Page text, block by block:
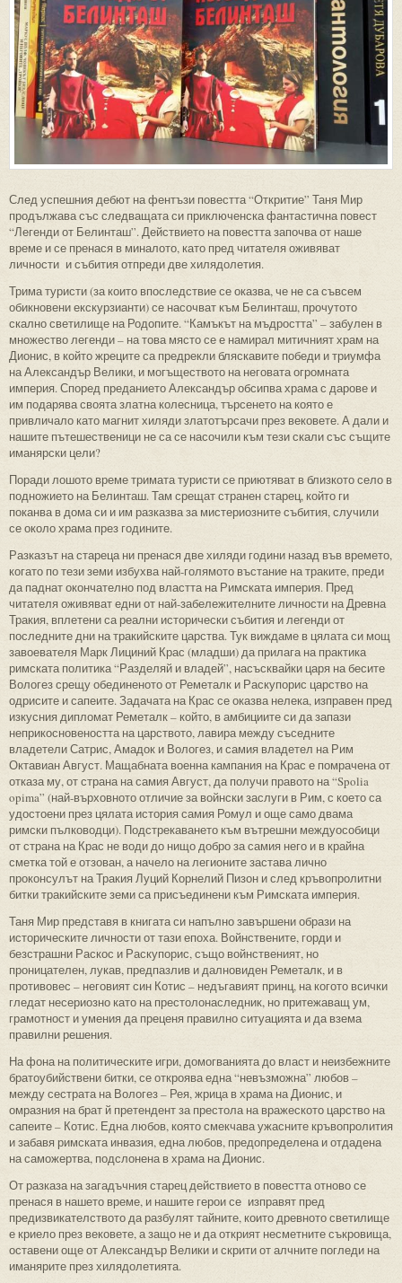
След успешния дебют на фентъзи повестта “Откритие” Таня Мир
продължава със следващата си приключенска фантастична повест
“Легенди от Белинташ”. Действието на повестта започва от наше
време и се пренася в миналото, като пред читателя оживяват
личности и събития отпреди две хилядолетия.
Трима туристи (за които впоследствие се оказва, че не са съвсем
обикновени екскурзианти) се насочват към Белинташ, прочутото
скално светилище на Родопите. “Камъкът на мъдростта” – забулен в
множество легенди – на това място се е намирал митичният храм на
Дионис, в който жреците са предрекли бляскавите победи и триумфа
на Александър Велики, и могъществото на неговата огромната
империя. Според преданието Александър обсипва храма с дарове и
им подарява своята златна колесница, търсенето на която е
привличало като магнит хиляди златотърсачи през вековете. А дали и
нашите пътешественици не са се насочили към тези скали със същите
иманярски цели?
Поради лошото време тримата туристи се приютяват в близкото село в
подножието на Белинташ. Там срещат странен старец, който ги
поканва в дома си и им разказва за мистериозните събития, случили
се около храма през годините.
Разказът на стареца ни пренася две хиляди години назад във времето,
когато по тези земи избухва най-голямото въстание на траките, преди
да паднат окончателно под властта на Римската империя. Пред
читателя оживяват едни от най-забележителните личности на Древна
Тракия, вплетени са реални исторически събития и легенди от
последните дни на тракийските царства. Тук виждаме в цялата си мощ
завоевателя Марк Лициний Крас (младши) да прилага на практика
римската политика “Разделяй и владей”, насъсквайки царя на бесите
Вологез срещу обединеното от Реметалк и Раскупорис царство на
одрисите и сапеите. Задачата на Крас се оказва нелека, изправен пред
изкусния дипломат Реметалк – който, в амбициите си да запази
неприкосновеността на царството, лавира между съседните
владетели Сатрис, Амадок и Вологез, и самия владетел на Рим
Октавиан Август. Мащабната военна кампания на Крас е помрачена от
отказа му, от страна на самия Август, да получи правото на “Spolia
opima” (най-върховното отличие за войнски заслуги в Рим, с което са
удостоени през цялата история самия Ромул и още само двама
римски пълководци). Подстрекаването към вътрешни междуособици
от страна на Крас не води до нищо добро за самия него и в крайна
сметка той е отзован, а начело на легионите застава лично
проконсулът на Тракия Луций Корнелий Пизон и след кръвопролитни
битки тракийските земи са присъединени към Римската империя.
Таня Мир представя в книгата си напълно завършени образи на
историческите личности от тази епоха. Войнствените, горди и
безстрашни Раскос и Раскупорис, също войнственият, но
проницателен, лукав, предпазлив и далновиден Реметалк, и в
противовес – неговият син Котис – недъгавият принц, на когото всички
гледат несериозно като на престолонаследник, но притежаващ ум,
грамотност и умения да преценя правилно ситуацията и да взема
правилни решения.
На фона на политическите игри, домогванията до власт и неизбежните
братоубийствени битки, се откроява една “невъзможна” любов –
между сестрата на Вологез – Рея, жрица в храма на Дионис, и
омразния на брат й претендент за престола на вражеското царство на
сапеите – Котис. Една любов, която смекчава ужасните кръвопролития
и забавя римската инвазия, една любов, предопределена и отдадена
на саможертва, подслонена в храма на Дионис.
От разказа на загадъчния старец действието в повестта отново се
пренася в нашето време, и нашите герои се изправят пред
предизвикателството да разбулят тайните, които древното светилище
е криело през вековете, а защо не и да открият несметните съкровища,
оставени още от Александър Велики и скрити от алчните погледи на
иманярите през хилядолетията.